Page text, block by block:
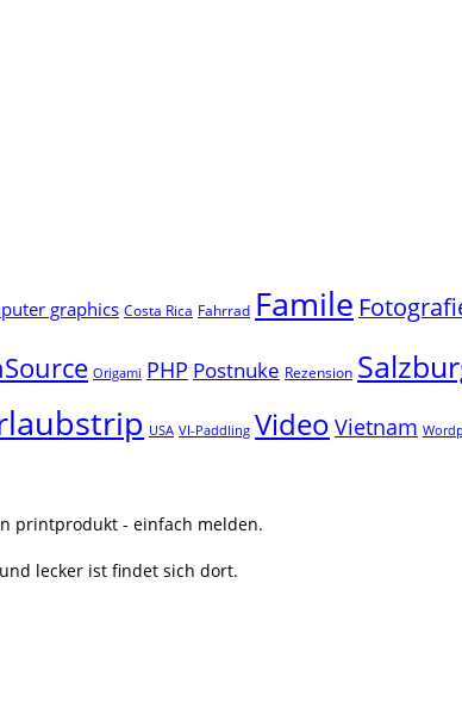
graphics Costa Rica Fahrrad Famile
Origami PHP Postnuke Rezension
USA VI-Paddling Video Vietnam
printprodukt - einfach melden.
lecker ist findet sich dort.